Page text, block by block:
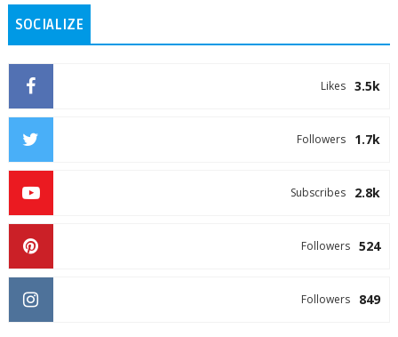
SOCIALIZE
3.5k
Likes
1.7k
Followers
2.8k
Subscribes
524
Followers
849
Followers